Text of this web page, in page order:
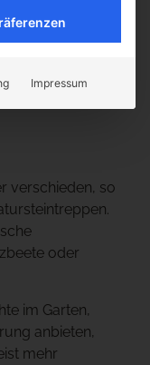
aus dem
verschieden, so
oder
im Garten,
anbieten,
mehr
Impressum